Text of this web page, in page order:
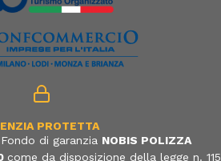
PROTETTA
di garanzia NOBIS POLIZZA
come da disposizione della legge n. 115